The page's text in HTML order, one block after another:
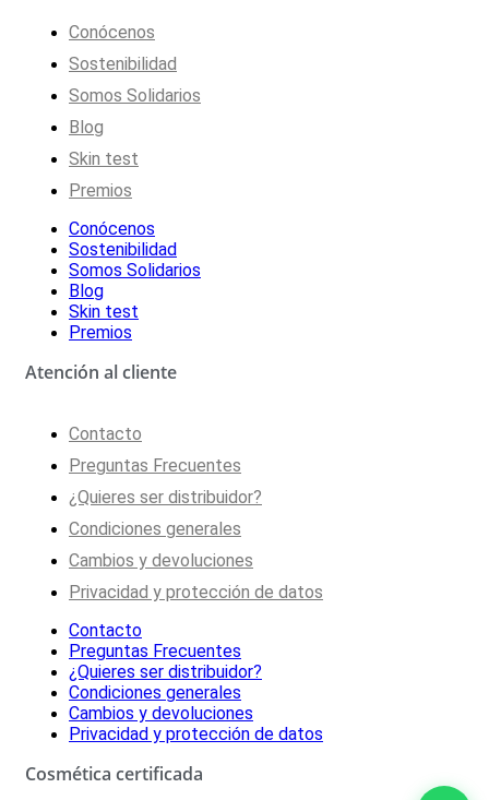
Conócenos
Sostenibilidad
Somos Solidarios
Blog
Skin test
Premios
Conócenos
Sostenibilidad
Somos Solidarios
Blog
Skin test
Premios
Atención al cliente
Contacto
Preguntas Frecuentes
¿Quieres ser distribuidor?
Condiciones generales
Cambios y devoluciones
Privacidad y protección de datos
Contacto
Preguntas Frecuentes
¿Quieres ser distribuidor?
Condiciones generales
Cambios y devoluciones
Privacidad y protección de datos
Cosmética certificada